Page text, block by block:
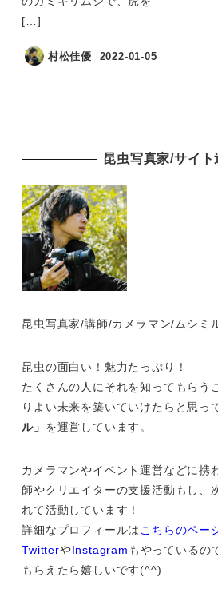
[…]
村松佳優 2022-01-05
昆虫写真家/サイト
昆虫写真家/講師/カメラマン/ムシミ
昆虫の面白い！魅力たっぷり！
たくさんの人にそれを知ってもらう
りよい未来を築いていけたらと思っ
ル」 を運営しています。
カメラマンやイベント運営などに携
師やクリエイターの支援活動もし、
れて活動しています！
詳細なプロフィールは こちらのペー
TwitterやInstagram もやっているの
もらえたら嬉しいです(^^)